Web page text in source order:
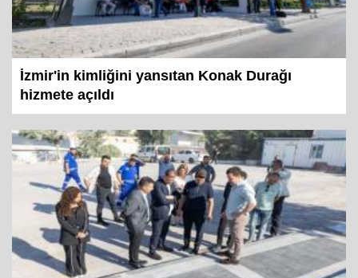
İzmir'in kimliğini yansıtan Konak Durağı
hizmete açıldı